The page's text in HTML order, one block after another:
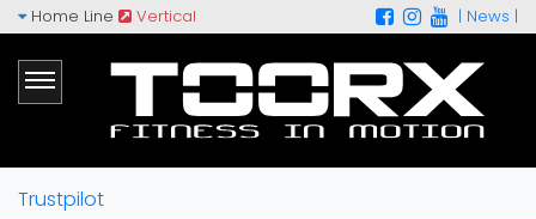
Home Line Vertical | News |
Trustpilot